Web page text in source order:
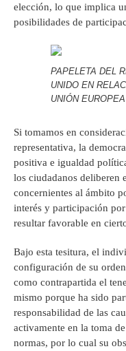
elección, lo que implica
posibilidades de
PAPELETA DEL
UNIDO EN
UNIÓN EUROPEA
Si tomamos en
representativa, la
positiva e igualdad
los ciudadanos deliberen
concernientes al ámbito
interés y participación
resultar favorable en
Bajo esta tesitura, el
configuración de su
como contrapartida el
mismo porque ha sido
responsabilidad de las
activamente en la toma
normas, por lo cual su